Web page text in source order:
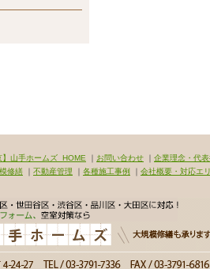
山手ホームズ_HOME ｜ お問い合わせ ｜ 企業理念・代
修繕 ｜ 不動産管理 ｜ 各種施工事例 ｜ 会社概要・対応エ